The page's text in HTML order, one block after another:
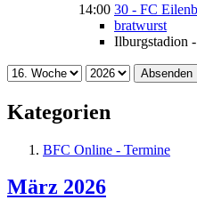
14:00 30 - FC
bratwurst
Ilburgstadion
Absenden
Kategorien
BFC Online - Termine
März 2026